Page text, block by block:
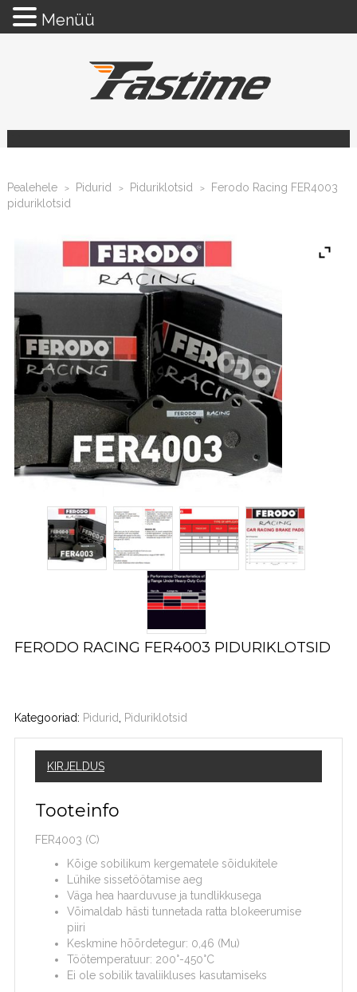
Pealehele > Pidurid > Piduriklotsid >
Ferodo Racing FER4003
piduriklotsid
FERODO RACING FER4003 PIDURIKLOTSID
Kategooriad: Pidurid Piduriklotsid
KIRJELDUS
Tooteinfo
FER4003 (C)
Kõige sobilikum kergematele sõidukitele
Lühike sissetöötamise aeg
Väga hea haarduvuse ja tundlikkusega
Võimaldab hästi tunnetada ratta blokeerumise
piiri
Keskmine hõõrdetegur: 0,46 (Mu)
Töötemperatuur: 200°-450°C
Ei ole sobilik tavaliikluses kasutamiseks
Menüü